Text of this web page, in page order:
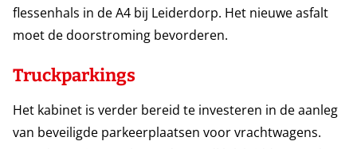
flessenhals in de A4 bij Leiderdorp. Het nieuwe asfalt
moet de doorstroming bevorderen.
Truckparkings
Het kabinet is verder bereid te investeren in de aanleg
van beveiligde parkeerplaatsen voor vrachtwagens.